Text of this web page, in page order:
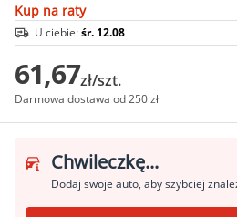
Kup na raty
U ciebie:śr. 12.08
61,67zł/szt.
Darmowa dostawa od 250 zł
Chwileczkę...
Dodaj swoje auto, aby szybciej